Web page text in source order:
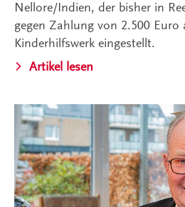
Nellore/Indien, der bisher in
gegen Zahlung von 2.500 Euro
Kinderhilfswerk eingestellt.
Artikel lesen